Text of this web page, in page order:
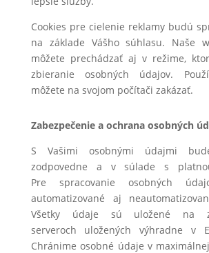
Cookies pre cielenie reklamy budú
na základe Vášho súhlasu. Naše
môžete prechádzať aj v režime,
zbieranie osobných údajov.
môžete na svojom počítači zakázať.
Zabezpečenie a ochrana osobných
S Vašimi osobnými údajmi
zodpovedne a v súlade s
Pre spracovanie osobných
automatizované aj
Všetky údaje sú uložené na
serveroch uložených výhradne v
Chránime osobné údaje v